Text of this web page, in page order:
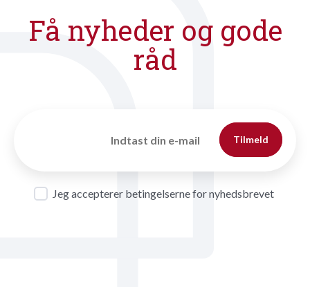
Få nyheder og gode
råd
Jeg accepterer betingelserne for nyhedsbrevet
Tilmeld